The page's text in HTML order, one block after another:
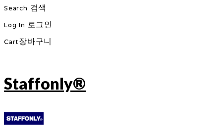
Search 검색
Log In 로그인
Cart장바구니
Staffonly®